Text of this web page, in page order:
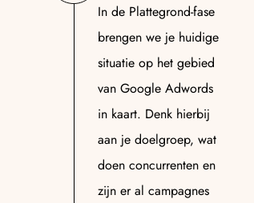
In de Plattegrond-fase
brengen we je huidige
situatie op het gebied
van Google Adwords
in kaart. Denk hierbij
aan je doelgroep, wat
doen concurrenten en
zijn er al campagnes